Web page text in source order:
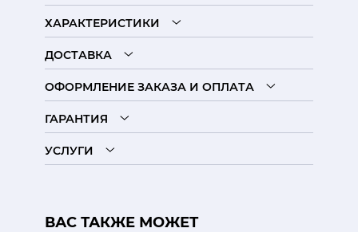
ХАРАКТЕРИСТИКИ
ДОСТАВКА
ОФОРМЛЕНИЕ ЗАКАЗА И ОПЛАТА
ГАРАНТИЯ
УСЛУГИ
ВАС ТАКЖЕ МОЖЕТ